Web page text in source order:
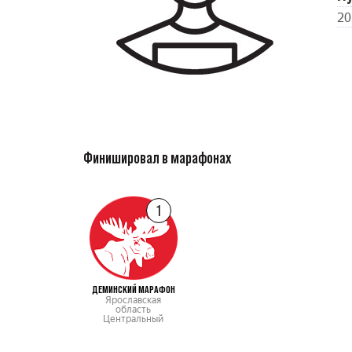
Финишировал в марафонах
1
ДЕМИНСКИЙ МАРАФОН
Ярославская
область
Центральный